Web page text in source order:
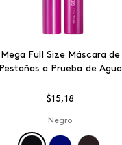
Mega Full Size Máscara de
Pestañas a Prueba de Agua
$15,18
Negro